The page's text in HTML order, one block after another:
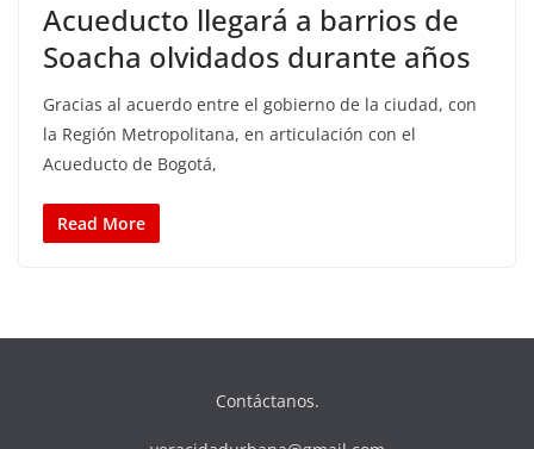
Acueducto llegará a barrios de
Soacha olvidados durante años
Gracias al acuerdo entre el gobierno de la ciudad, con
la Región Metropolitana, en articulación con el
Acueducto de Bogotá,
Read More
Contáctanos.